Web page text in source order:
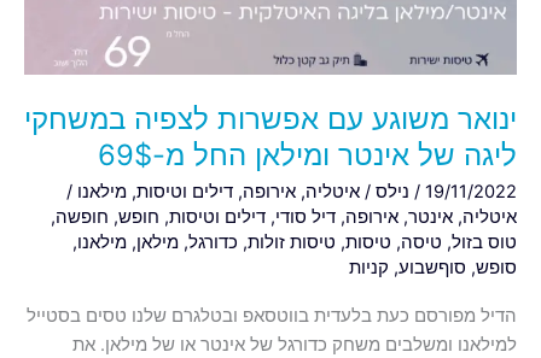
ינואר משוגע עם אפשרות לצפיה במשחקי
ליגה של אינטר ומילאן החל מ-69$
19/11/2022
/ נילס / איטליה, אירופה, דילים וטיסות, מילאנו /
איטליה, אינטר, אירופה, דיל סודי, דילים וטיסות, חופש, חופשה,
טוס בזול, טיסה, טיסות, טיסות זולות, כדורגל, מילאן, מילאנו,
סופש, סוףשבוע, קניות
הדיל מפורסם כעת בלעדית בווטסאפ ובטלגרם שלנו טסים בסטייל
למילאנו ומשלבים משחק כדורגל של אינטר או של מילאן. את
של
ומילאן
מ-69$